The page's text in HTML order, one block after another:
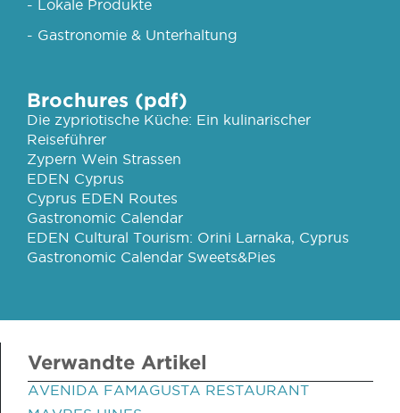
- Lokale Produkte
- Gastronomie & Unterhaltung
Brochures (pdf)
Die zypriotische Küche: Ein kulinarischer
Reiseführer
Zypern Wein Strassen
EDEN Cyprus
Cyprus EDEN Routes
Gastronomic Calendar
EDEN Cultural Tourism: Orini Larnaka, Cyprus
Gastronomic Calendar Sweets&Pies
Verwandte Artikel
AVENIDA FAMAGUSTA RESTAURANT